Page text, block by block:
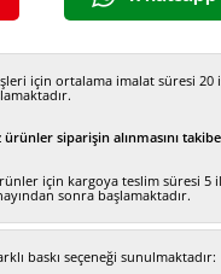
Elyaf
Plaj
İpli
için ortalama imalat süresi 20
ürünler siparişin alınmasını
için kargoya teslim süresi 5
sonra başlamaktadır.
baskı seçeneği sunulmaktadır: